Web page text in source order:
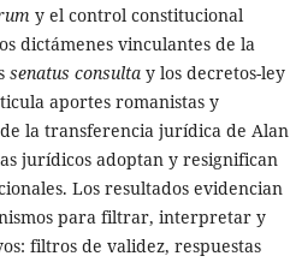
y el control constitucional
dictámenes vinculantes de la
senatus consulta y los decretos-ley
aportes romanistas y
la transferencia jurídica de Alan
jurídicos adoptan y resignifican
Los resultados evidencian
para filtrar, interpretar y
filtros de validez, respuestas